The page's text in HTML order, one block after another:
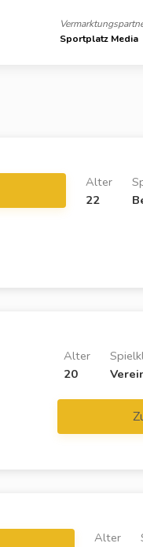
Sportplatz Media
Alter
22
Alter
20
Alter